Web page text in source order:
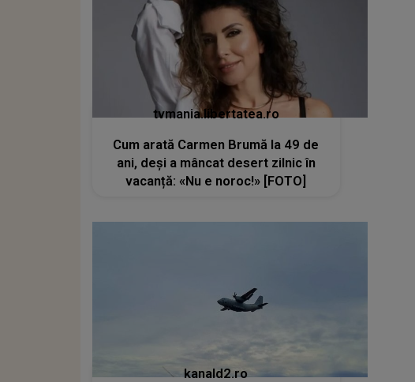
tvmania.libertatea.ro
Cum arată Carmen Brumă la 49 de
ani, deși a mâncat desert zilnic în
vacanță: «Nu e noroc!» [FOTO]
kanald2.ro